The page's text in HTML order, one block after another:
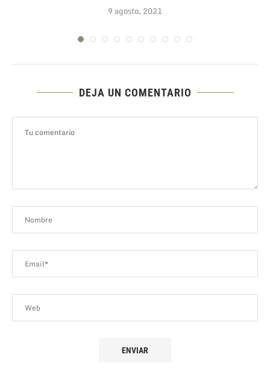
9 agosto, 2021
DEJA UN COMENTARIO